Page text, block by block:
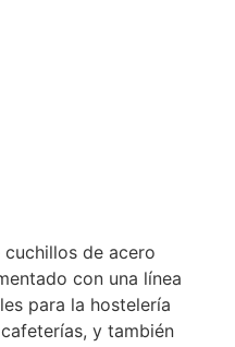
cuchillos de acero
con una línea
para la hostelería
y también